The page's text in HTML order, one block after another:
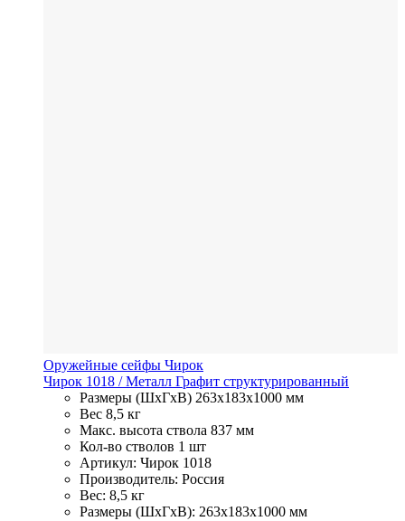
Оружейные сейфы Чирок
Чирок 1018 / Металл Графит структурированный
Размеры (ШхГхВ) 263x183x1000 мм
Вес 8,5 кг
Макс. высота ствола 837 мм
Кол-во стволов 1 шт
Артикул: Чирок 1018
Производитель: Россия
Вес: 8,5 кг
Размеры (ШхГхВ): 263x183x1000 мм